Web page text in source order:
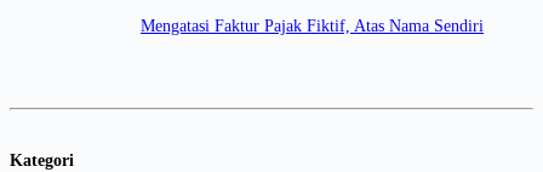
Mengatasi Faktur Pajak Fiktif, Atas Nama Sendiri
Kategori